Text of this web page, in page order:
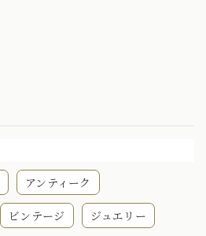
アンティーク
ビンテージ ジュエリー